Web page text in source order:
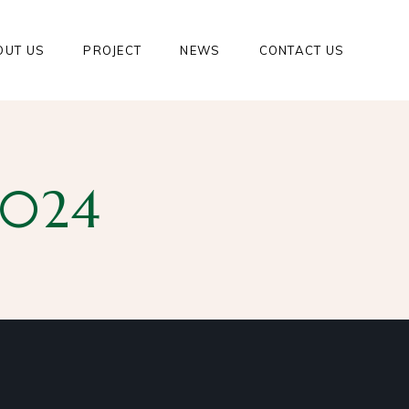
US PROJECT NEWS CONTACT US